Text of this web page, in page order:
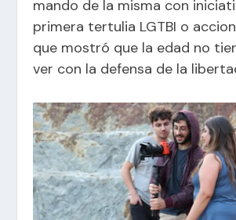
mando de la misma con
primera tertulia LGTBI o
que mostró que la edad no
ver con la defensa de la